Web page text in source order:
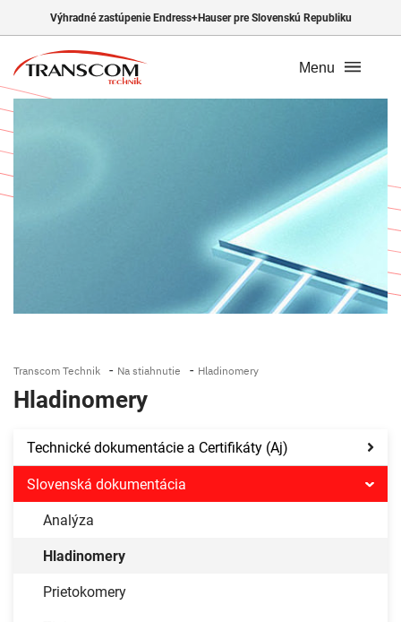
Výhradné zastúpenie Endress+Hauser pre Slovenskú Republiku
Menu
Transcom Technik - Na stiahnutie - Hladinomery
Hladinomery
Technické dokumentácie a Certifikáty (Aj)
Slovenská dokumentácia
Analýza
Hladinomery
Prietokomery